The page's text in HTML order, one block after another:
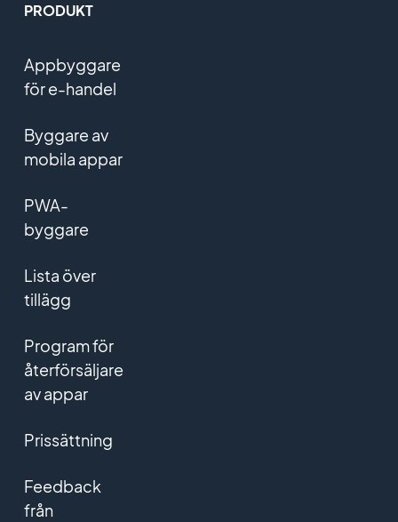
PRODUKT
Appbyggare
för e-handel
Byggare av
mobila appar
PWA-
byggare
Lista över
tillägg
Program för
återförsäljare
av appar
Prissättning
Feedback
från